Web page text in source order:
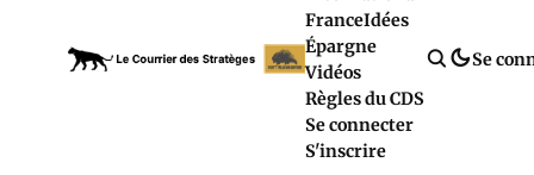
FranceIdées
Épargne
Vidéos
Règles du CDS
Se connecter
S'inscrire
Se